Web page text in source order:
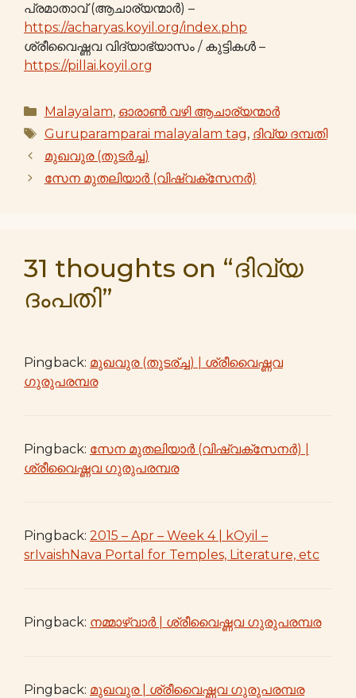
പ്രമാതാവ് (ആചാര്യന്മാർ) –
https://acharyas.koyil.org/index.php
ശ്രീവൈഷ്ണവ വിദ്യാഭ്യാസം / കുട്ടികള്‍ –
https://pillai.koyil.org
Categories
Malayalam, ഓരാണ്‍ വഴി ആചാര്യന്മാർ
Tags
Guruparamparai malayalam tag, ദിവ്യ ദമ്പതി
മുഖവുര (തുടര്‍ച്ച)
സേന മുതലിയാർ (വിഷ്വക്സേനർ)
31 thoughts on “ദിവ്യ
ദംപതി”
Pingback: മുഖവുര (തുടര്ച്ച) | ശ്രീവൈഷ്ണവ
ഗുരുപരമ്പര
Pingback: സേന മുതലിയാർ (വിഷ്വക്സേനർ) |
ശ്രീവൈഷ്ണവ ഗുരുപരമ്പര
Pingback: 2015 – Apr – Week 4 | kOyil –
srIvaishNava Portal for Temples, Literature, etc
Pingback: നമ്മാഴ്വാർ | ശ്രീവൈഷ്ണവ ഗുരുപരമ്പര
Pingback: മുഖവുര | ശ്രീവൈഷ്ണവ ഗുരുപരമ്പര